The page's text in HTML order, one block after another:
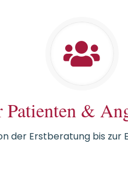
Patienten &
der Erstberatung bis zur